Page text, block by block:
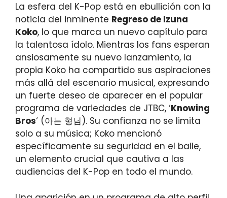
La esfera del K-Pop está en ebullición con la
noticia del inminente Regreso de Izuna
Koko, lo que marca un nuevo capítulo para
la talentosa ídolo. Mientras los fans esperan
ansiosamente su nuevo lanzamiento, la
propia Koko ha compartido sus aspiraciones
más allá del escenario musical, expresando
un fuerte deseo de aparecer en el popular
programa de variedades de JTBC, ‘Knowing
Bros‘ (아는 형님). Su confianza no se limita
solo a su música; Koko mencionó
específicamente su seguridad en el baile,
un elemento crucial que cautiva a las
audiencias del K-Pop en todo el mundo.